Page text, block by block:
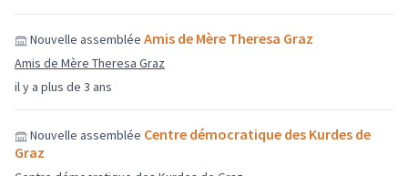
il y a plus de 3 ans
Nouvelle assemblée Amis de Mère Theresa Graz
Amis de Mère Theresa Graz
Nouvelle assemblée Centre démocratique des Kurdes de
Graz